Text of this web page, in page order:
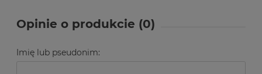
Opinie o produkcie (0)
Imię lub pseudonim: